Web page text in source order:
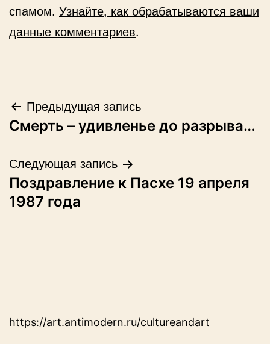
спамом. Узнайте, как обрабатываются ваши
данные комментариев.
Навигация
по
записям
Предыдущая запись
Смерть – удивленье до разрыва…
Следующая запись
Поздравление к Пасхе 19 апреля
1987 года
https://art.antimodern.ru/cultureandart